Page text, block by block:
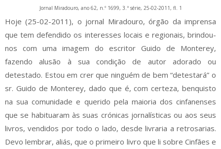
Jornal Miradouro, ano 62, n.º 1699, 3.ª série, 25-02-2011, fl. 1
Hoje (25-02-2011), o jornal Miradouro, órgão da imprensa
que tem defendido os interesses locais e regionais, brindou-
nos com uma imagem do escritor Guido de Monterey,
fazendo alusão à sua condição de autor adorado ou
detestado. Estou em crer que ninguém de bem “detestará” o
sr. Guido de Monterey, dado que é, com certeza, benquisto
na sua comunidade e querido pela maioria dos cinfanenses
que se habituaram às suas crónicas jornalísticas ou aos seus
livros, vendidos por todo o lado, desde livraria a retrosarias.
Devo lembrar, aliás, que o primeiro livro que li sobre Cinfães e